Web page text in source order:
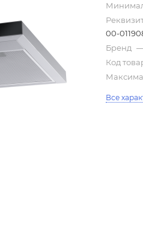
00-
Бренд
Код
Все